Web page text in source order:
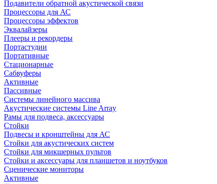
Подавители обратной акустической связи
Процессоры для АС
Процессоры эффектов
Эквалайзеры
Плееры и рекордеры
Портастудии
Портативные
Стационарные
Сабвуферы
Активные
Пассивные
Системы линейного массива
Акустические системы Line Array
Рамы для подвеса, аксессуары
Стойки
Подвесы и кронштейны для АС
Стойки для акустических систем
Стойки для микшерных пультов
Стойки и аксессуары для планшетов и ноутбуков
Сценические мониторы
Активные